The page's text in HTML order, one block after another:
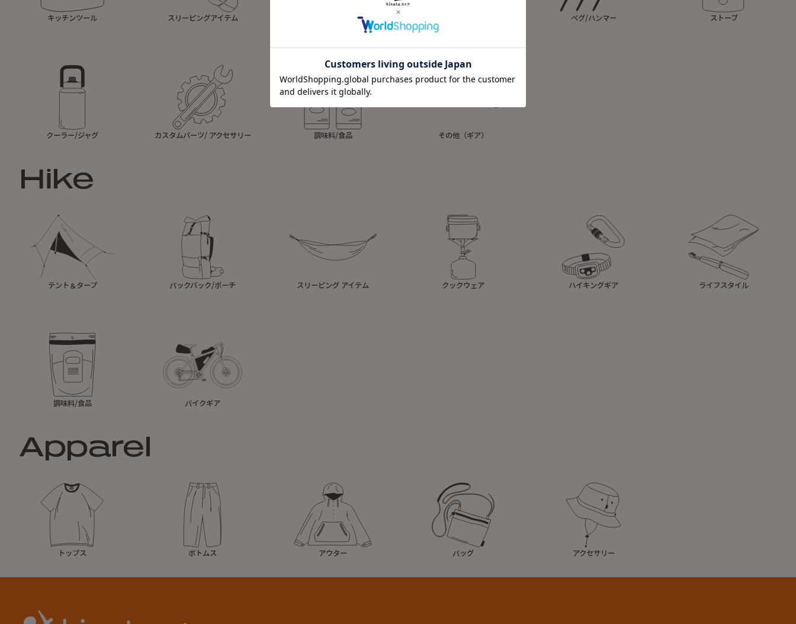
キッチンツール スリーピングアイテム 収納ケース/ワゴン ペグ/ハンマー ストーブ
クーラー/ジャグ カスタムパーツ/ アクセサリー 調味料/食品 その他（ギア）
Hike
テント＆タープ バックパック/ポーチ スリーピング アイテム クックウェア ハイキングギア ライフスタイル
調味料/食品 バイクギア
Apparel
トップス ボトムス アウター バッグ アクセサリー